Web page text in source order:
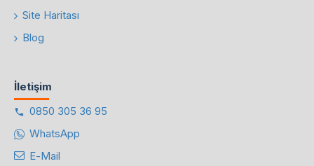
Site Haritası
Blog
İletişim
0850 305 36 95
WhatsApp
E-Mail